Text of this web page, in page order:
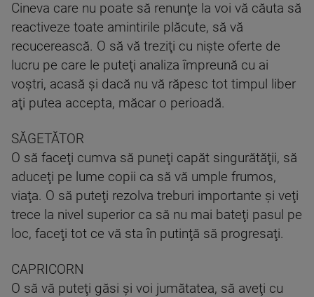
Cineva care nu poate să renunţe la voi vă căuta să
reactiveze toate amintirile plăcute, să vă
recucerească. O să vă treziţi cu nişte oferte de
lucru pe care le puteţi analiza împreună cu ai
voştri, acasă şi dacă nu vă răpesc tot timpul liber
aţi putea accepta, măcar o perioadă.
SĂGETĂTOR
O să faceţi cumva să puneţi capăt singurătăţii, să
aduceţi pe lume copii ca să vă umple frumos,
viaţa. O să puteţi rezolva treburi importante şi veţi
trece la nivel superior ca să nu mai bateţi pasul pe
loc, faceţi tot ce vă sta în putinţă să progresaţi.
CAPRICORN
O să vă puteţi găsi şi voi jumătatea, să aveţi cu